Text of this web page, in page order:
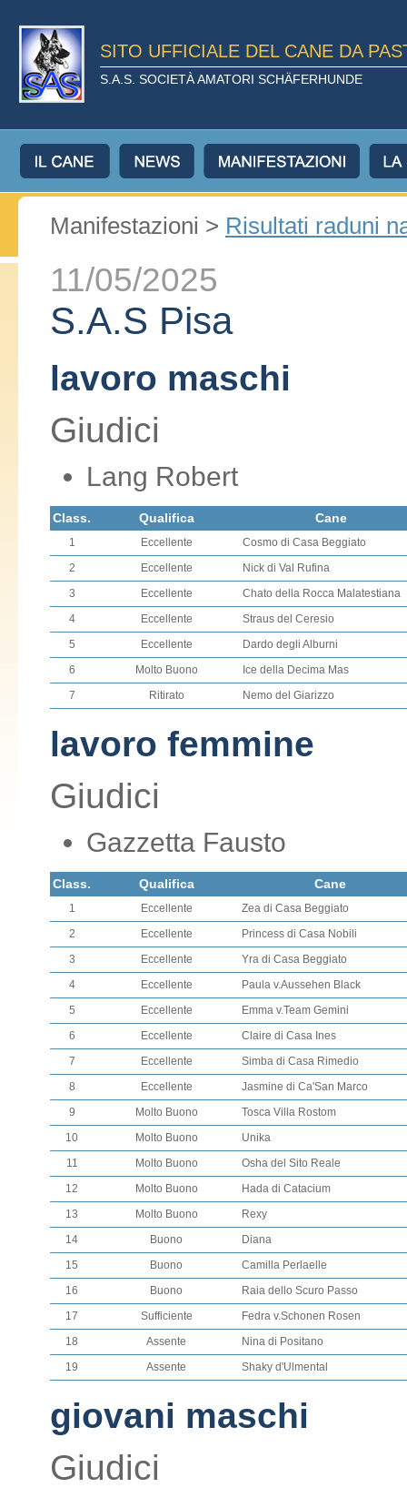
SITO UFFICIALE DEL CANE DA
S.A.S. SOCIETÀ AMATORI SCHÄFERHUNDE
Manifestazioni > Risultati raduni
11/05/2025
S.A.S Pisa
lavoro maschi
Giudici
Lang Robert
Class. Qualifica Cane
1 Eccellente
Cosmo di Casa Beggiato
2
Eccellente
Nick di Val Rufina
3
Eccellente
Chato della Rocca Malatestiana
4
Eccellente
Straus del Ceresio
5
Eccellente
Dardo degli Alburni
6
Molto Buono
Ice della Decima Mas
7
Ritirato Nemo del Giarizzo
lavoro femmine
Giudici
Gazzetta Fausto
Class. Qualifica Cane
1 Eccellente
Zea di Casa Beggiato
2
Eccellente
Princess di Casa Nobili
3
Eccellente
Yra di Casa Beggiato
4
Eccellente
Paula v.Aussehen Black
5
Eccellente
Emma v.Team Gemini
6
Eccellente
Claire di Casa Ines
7
Eccellente
Simba di Casa Rimedio
8
Eccellente
Jasmine di Ca'San Marco
9
Molto Buono
Tosca Villa Rostom
10
Molto Buono
Unika
11
Molto Buono
Osha del Sito Reale
12
Molto Buono
Hada di Catacium
13
Molto Buono
Rexy
14
Buono
Diana
15
Buono
Camilla Perlaelle
16
Buono
Raia dello Scuro Passo
17
Sufficiente
Fedra v.Schonen Rosen
18
Assente
Nina di Positano
19
Assente Shaky d'Ulmental
giovani maschi
Giudici